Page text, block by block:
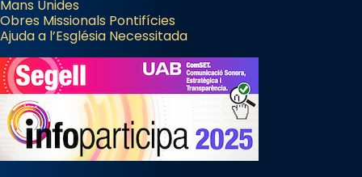
Mans Unides
Obres Missionals Pontifícies
Ajuda a l’Església Necessitada